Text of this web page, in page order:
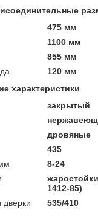
475 мм
1100 мм
855 мм
120 мм
характеристики
закрытый
дровяные
435
8-24
1412-85)
дверки
535/410